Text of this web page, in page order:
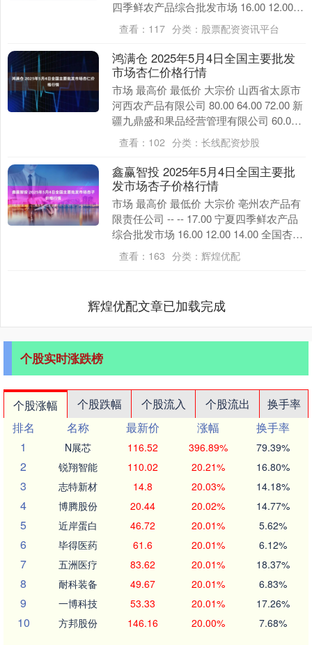
四季鲜农产品综合批发市场 16.00 12.00
14.00 全....
查看： 117 分类： 股票配资资讯平台
鸿满仓 2025年5月4日全国主要批发
市场杏仁价格行情
市场 最高价 最低价 大宗价 山西省太原市
河西农产品有限公司 80.00 64.00 72.00 新
疆九鼎盛和果品经营管理有限公司 60.00
50.00 55....
查看： 102 分类： 长线配资炒股
鑫赢智投 2025年5月4日全国主要批
发市场杏子价格行情
市场 最高价 最低价 大宗价 亳州农产品有
限责任公司 -- -- 17.00 宁夏四季鲜农产品
综合批发市场 16.00 12.00 14.00 全国杏子
批发价格....
查看： 163 分类： 辉煌优配
辉煌优配文章已加载完成
个股实时涨跌榜
个股涨幅 个股跌幅 个股流入 个股流出
换手率
排名
名称 最新价 涨幅
换手率
1
N展芯 116.52 396.89% 79.39%
2 锐翔智能 110.02 20.21% 16.80%
3 志特新材 14.8 20.03% 14.18%
4 博腾股份 20.44 20.02% 14.77%
5 近岸蛋白 46.72 20.01% 5.62%
6 毕得医药 61.6 20.01% 6.12%
7 五洲医疗 83.62 20.01% 18.37%
8 耐科装备 49.67 20.01% 6.83%
9 一博科技 53.33 20.01% 17.26%
10 方邦股份 146.16 20.00% 7.68%